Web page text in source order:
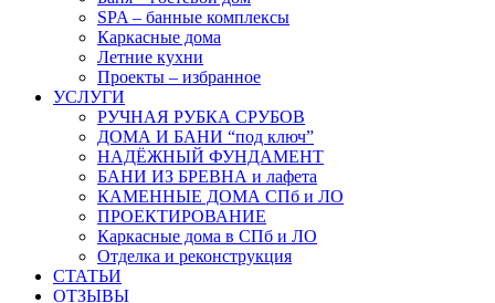
SPA – банные комплексы
Каркасные дома
Летние кухни
Проекты – избранное
УСЛУГИ
РУЧНАЯ РУБКА СРУБОВ
ДОМА И БАНИ “под ключ”
НАДЁЖНЫЙ ФУНДАМЕНТ
БАНИ ИЗ БРЕВНА и лафета
КАМЕННЫЕ ДОМА СПб и ЛО
ПРОЕКТИРОВАНИЕ
Каркасные дома в СПб и ЛО
Отделка и реконструкция
СТАТЬИ
ОТЗЫВЫ